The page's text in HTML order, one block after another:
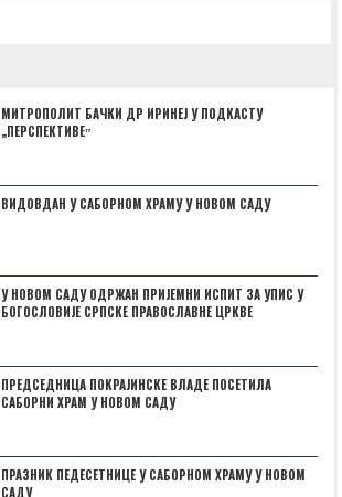
МИТРОПОЛИТ БАЧКИ ДР ИРИНЕЈ У ПОДКАСТУ
„ПЕРСПЕКТИВЕˮ
ВИДОВДАН У САБОРНОМ ХРАМУ У НОВОМ САДУ
У НОВОМ САДУ ОДРЖАН ПРИЈЕМНИ ИСПИТ ЗА УПИС У
БОГОСЛОВИЈЕ СРПСКЕ ПРАВОСЛАВНЕ ЦРКВЕ
ПРЕДСЕДНИЦА ПОКРАЈИНСКЕ ВЛАДЕ ПОСЕТИЛА
САБОРНИ ХРАМ У НОВОМ САДУ
ПРАЗНИК ПЕДЕСЕТНИЦЕ У САБОРНОМ ХРАМУ У НОВОМ
САДУ